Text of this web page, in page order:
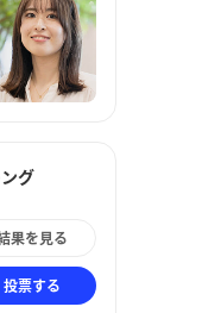
グ
果を見る
投票する